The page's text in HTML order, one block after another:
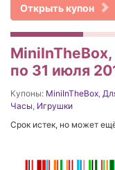
Открыть купон
по 31 июля
Купоны: MiniInTheBox,
Часы, Игрушки
Срок истек, но может